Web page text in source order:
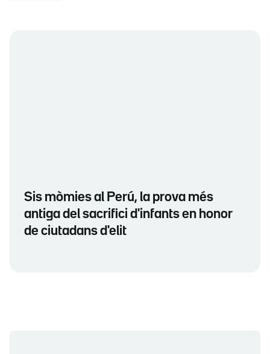
Sis mòmies al Perú, la prova més
antiga del sacrifici d'infants en honor
de ciutadans d'elit